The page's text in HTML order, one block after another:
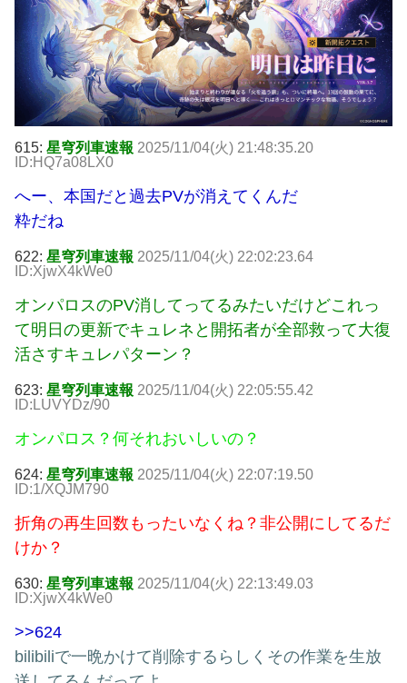
615: 星穹列車速報 2025/11/04(火) 21:48:35.20
ID:HQ7a08LX0
へー、本国だと過去PVが消えてくんだ
粋だね
622: 星穹列車速報 2025/11/04(火) 22:02:23.64
ID:XjwX4kWe0
オンパロスのPV消してってるみたいだけどこれっ
て明日の更新でキュレネと開拓者が全部救って大復
活さすキュレパターン？
623: 星穹列車速報 2025/11/04(火) 22:05:55.42
ID:LUVYDz/90
オンパロス？何それおいしいの？
624: 星穹列車速報 2025/11/04(火) 22:07:19.50
ID:1/XQJM790
折角の再生回数もったいなくね？非公開にしてるだ
けか？
630: 星穹列車速報 2025/11/04(火) 22:13:49.03
ID:XjwX4kWe0
>>624
bilibiliで一晩かけて削除するらしくその作業を生放